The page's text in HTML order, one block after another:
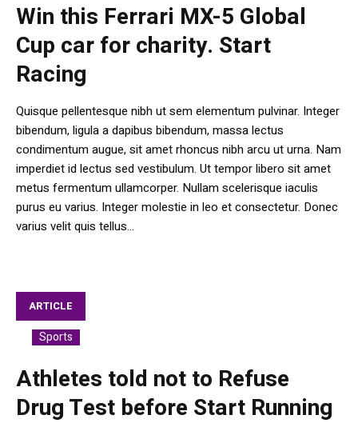
Win this Ferrari MX-5 Global
Cup car for charity. Start
Racing
Quisque pellentesque nibh ut sem elementum pulvinar. Integer
bibendum, ligula a dapibus bibendum, massa lectus
condimentum augue, sit amet rhoncus nibh arcu ut urna. Nam
imperdiet id lectus sed vestibulum. Ut tempor libero sit amet
metus fermentum ullamcorper. Nullam scelerisque iaculis
purus eu varius. Integer molestie in leo et consectetur. Donec
varius velit quis tellus...
ARTICLE
Sports
Athletes told not to Refuse
Drug Test before Start Running